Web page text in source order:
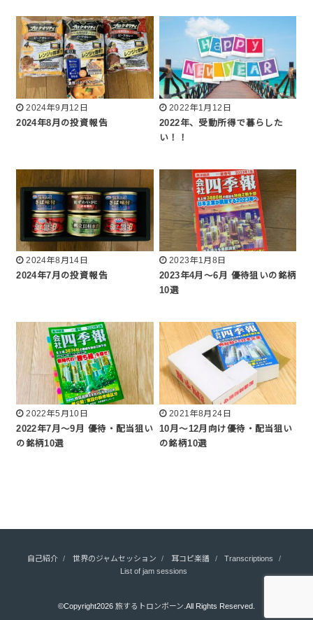
2024年9月12日
2024年8月の投資報告
2022年1月12日
2022年、受動所得で暮らした
い！！
2024年8月14日
2024年7月の投資報告
2023年1月8日
2023年4月～6月 優待狙いの銘柄
10選
2022年5月10日
2022年7月～9月 優待・配当狙い
の銘柄10選
2021年8月24日
10月～12月向け優待・配当狙い
の銘柄10選
自己紹介 世界のジャムセッション 耳コピ楽譜
Transcriptions
List of jam sessions
©Copyright2026 旅するトロンボーン .All Rights Reserved.